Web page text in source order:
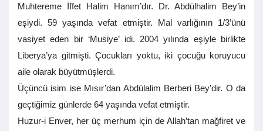
Muhtereme İffet Halim Hanım’dır. Dr. Abdülhalim Bey’in
eşiydi. 59 yaşında vefat etmiştir. Mal varlığının 1/3’ünü
vasiyet eden bir ‘Musiye’ idi. 2004 yılında eşiyle birlikte
Liberya’ya gitmişti. Çocukları yoktu, iki çocuğu koruyucu
aile olarak büyütmüşlerdi.
Üçüncü isim ise Mısır’dan Abdülalim Berberi Bey’dir. O da
geçtiğimiz günlerde 64 yaşında vefat etmiştir.
Huzur-i Enver, her üç merhum için de Allah’tan mağfiret ve